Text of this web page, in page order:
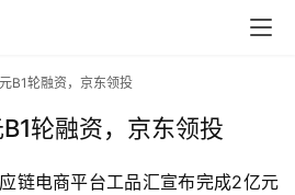
B1轮融资，京东领投
轮融资，京东领投
链电商平台工品汇宣布完成2亿元